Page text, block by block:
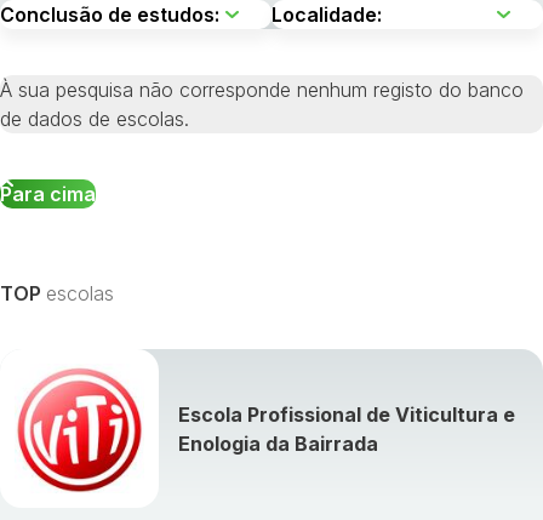
À sua pesquisa não corresponde nenhum registo do banco
de dados de escolas.
Para cima
TOP escolas
Escola Profissional de Viticultura e
Enologia da Bairrada